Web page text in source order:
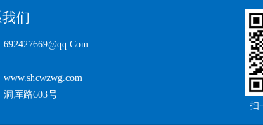
们
www.shcwzwg.com
洞厍路603号
扫